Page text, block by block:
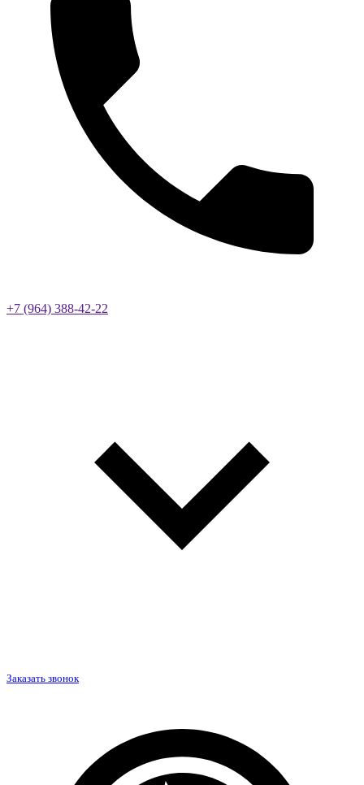
+7 (964) 388-42-22
Заказать звонок